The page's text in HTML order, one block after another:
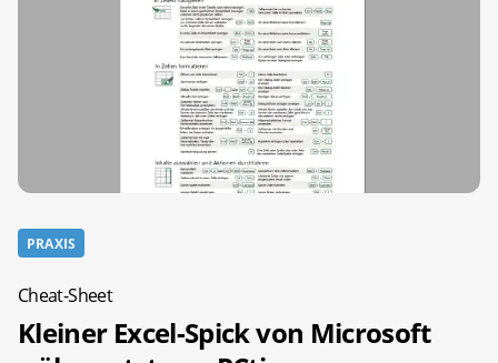
PRAXIS
Cheat-Sheet
Kleiner Excel-Spick von Microsoft